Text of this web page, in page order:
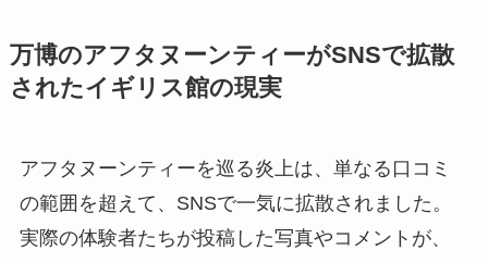
万博のアフタヌーンティーがSNSで拡散
されたイギリス館の現実
アフタヌーンティーを巡る炎上は、単なる口コミ
の範囲を超えて、SNSで一気に拡散されました。
実際の体験者たちが投稿した写真やコメントが、